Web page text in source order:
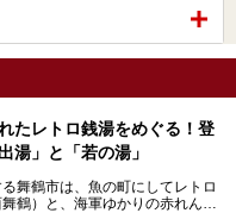
たレトロ銭湯をめぐる！登
湯」と「若の湯」
舞鶴市は、魚の町にしてレトロ
鶴）と、海軍ゆかりの赤れんが